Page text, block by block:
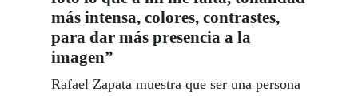
más intensa, colores, contrastes,
para dar más presencia a la
imagen”
Rafael Zapata muestra que ser una persona